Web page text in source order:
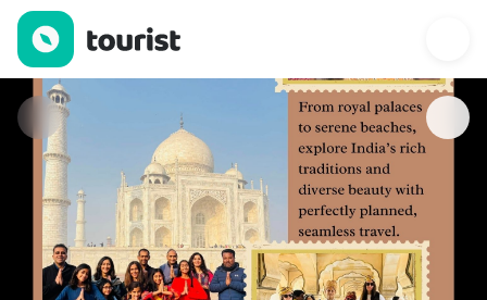
EXOTIK REISEN — Tours y Actividades | Up to 50% off | Tourist